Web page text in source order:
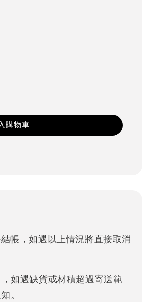
購物車
帳，如遇以上情況將直接取消
如遇缺貨或材積超過寄送範
。